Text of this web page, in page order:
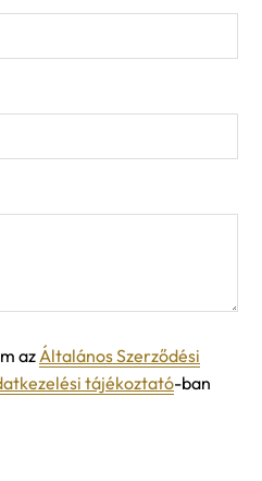
azÁltalános Szerződési
tájékoztató-ban